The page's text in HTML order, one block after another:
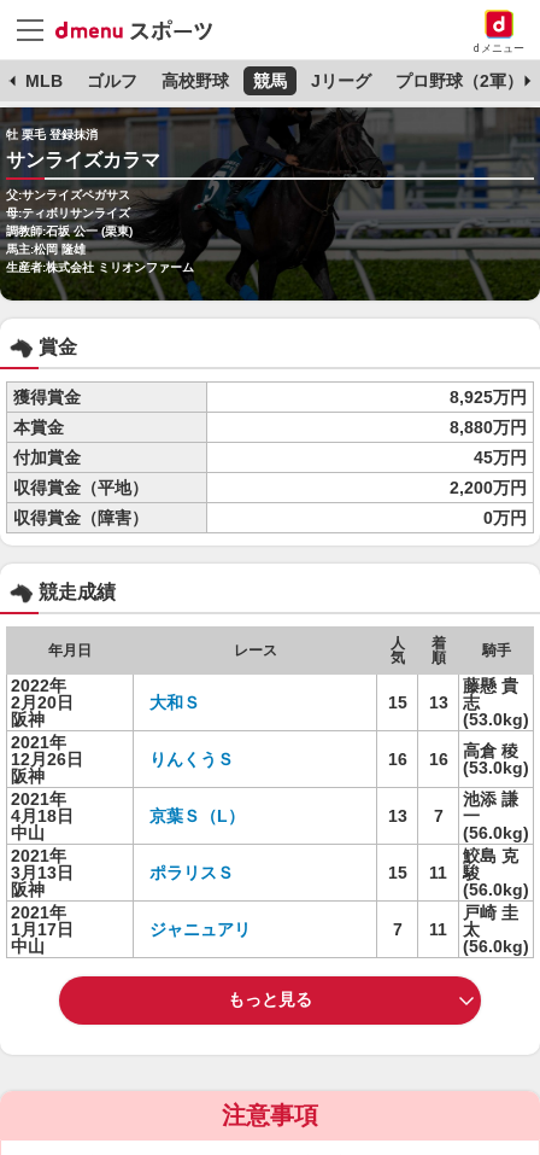
dメニュー
MLB ゴルフ 高校野球 競馬 Jリーグ プロ野球（2軍）
牡 栗毛 登録抹消
サンライズカラマ
父:サンライズペガサス
母:ティボリサンライズ
調教師:石坂 公一 (栗東)
馬主:松岡 隆雄
生産者:株式会社 ミリオンファーム
賞金
獲得賞金
8,925万円
本賞金
8,880万円
付加賞金
45万円
収得賞金（平地）
2,200万円
収得賞金（障害）
0万円
競走成績
年月日 レース
人
気
着
順
騎手
2022年
2月20日
阪神
大和Ｓ 15 13
藤懸 貴
志
(53.0kg)
2021年
12月26日
阪神
りんくうＳ 16 16
高倉 稜
(53.0kg)
2021年
4月18日
中山
京葉Ｓ（L） 13 7
池添 謙
一
(56.0kg)
2021年
3月13日
阪神
ポラリスＳ 15 11
鮫島 克
駿
(56.0kg)
2021年
1月17日
中山
ジャニュアリ 7 11
戸崎 圭
太
(56.0kg)
もっと見る
注意事項